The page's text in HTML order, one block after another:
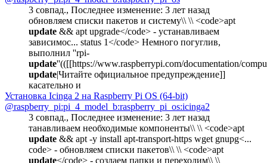
3 совпад., Последнее изменение: 3 лет назад
обновляем списки пакетов и систему\\ \\ <code>apt
update && apt upgrade</code> - устанавливаем
зависимос... status 1</code> Немного погуглив,
выполнил ''rpi-
update''(([[https://www.raspberrypi.com/documentation/
update|Читайте официальное предупреждение]]
касательно и
Установка Icinga 2 на Raspberry Pi OS (64-bit)
@raspberry_pi:pi_4_model_b:raspberry_pi_os:icinga2
3 совпад., Последнее изменение: 3 лет назад
танавливаем необходимые компоненты\\ \\ <code>apt
update && apt -y install apt-transport-https wget gnupg<...
code> - обновляем списки пакетов\\ \\ <code>apt
update</code> - создаем папки и переходим\\ \\